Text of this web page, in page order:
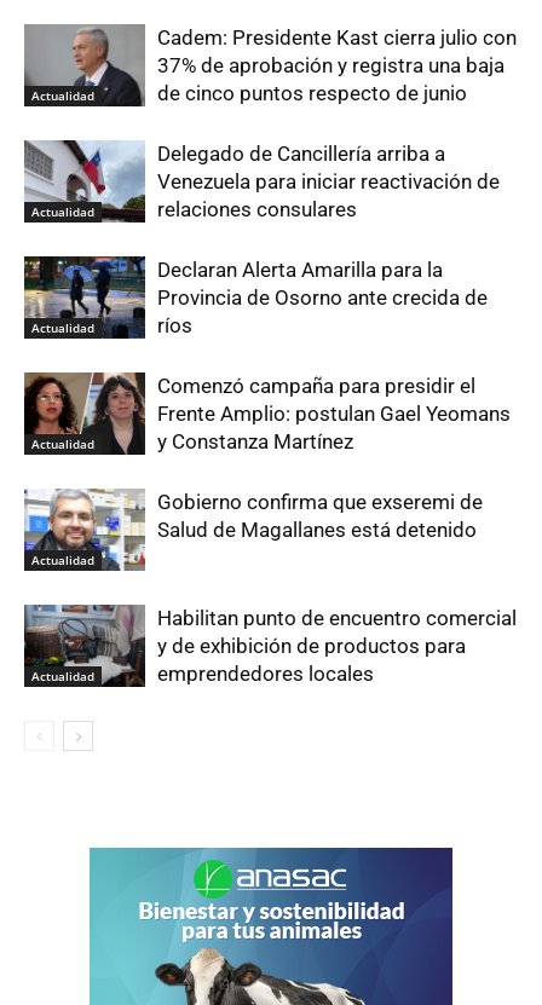
Actualidad
Cadem: Presidente Kast cierra julio con
37% de aprobación y registra una baja
de cinco puntos respecto de junio
Actualidad
Delegado de Cancillería arriba a
Venezuela para iniciar reactivación de
relaciones consulares
Actualidad
Declaran Alerta Amarilla para la
Provincia de Osorno ante crecida de
ríos
Actualidad
Comenzó campaña para presidir el
Frente Amplio: postulan Gael Yeomans
y Constanza Martínez
Actualidad
Gobierno confirma que exseremi de
Salud de Magallanes está detenido
Actualidad
Habilitan punto de encuentro comercial
y de exhibición de productos para
emprendedores locales